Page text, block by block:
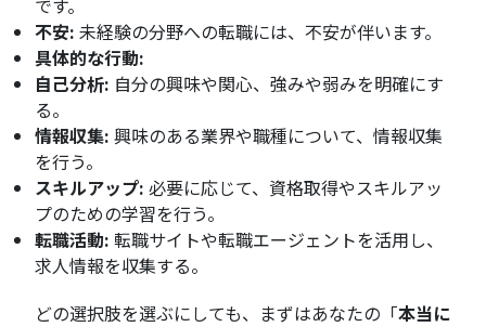
不安: 未経験の分野への転職には、不安が伴います。
具体的な行動:
自己分析: 自分の興味や関心、強みや弱みを明確にす
る。
情報収集: 興味のある業界や職種について、情報収集
を行う。
スキルアップ: 必要に応じて、資格取得やスキルアッ
プのための学習を行う。
転職活動: 転職サイトや転職エージェントを活用し、
求人情報を収集する。
どの選択肢を選ぶにしても、まずはあなたの「本当に